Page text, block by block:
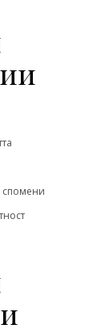
спомени